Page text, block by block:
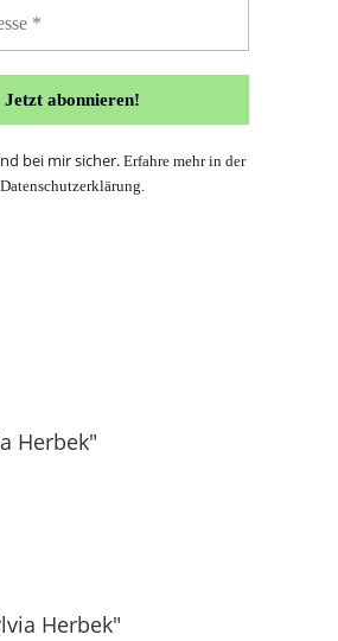
bei mir sicher. Erfahre mehr in der
Datenschutzerklärung.
Herbek"
Herbek"